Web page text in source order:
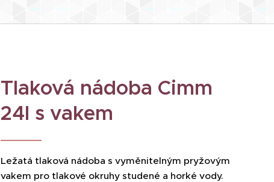
Tlaková nádoba Cimm
24l s vakem
Ležatá tlaková nádoba s vyměnitelným pryžovým
vakem pro tlakové okruhy studené a horké vody.